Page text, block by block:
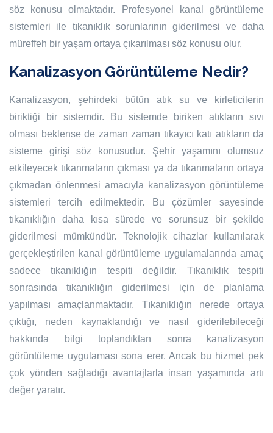
söz konusu olmaktadır. Profesyonel kanal görüntüleme
sistemleri ile tıkanıklık sorunlarının giderilmesi ve daha
müreffeh bir yaşam ortaya çıkarılması söz konusu olur.
Kanalizasyon Görüntüleme Nedir?
Kanalizasyon, şehirdeki bütün atık su ve kirleticilerin
biriktiği bir sistemdir. Bu sistemde biriken atıkların sıvı
olması beklense de zaman zaman tıkayıcı katı atıkların da
sisteme girişi söz konusudur. Şehir yaşamını olumsuz
etkileyecek tıkanmaların çıkması ya da tıkanmaların ortaya
çıkmadan önlenmesi amacıyla kanalizasyon görüntüleme
sistemleri tercih edilmektedir. Bu çözümler sayesinde
tıkanıklığın daha kısa sürede ve sorunsuz bir şekilde
giderilmesi mümkündür. Teknolojik cihazlar kullanılarak
gerçekleştirilen kanal görüntüleme uygulamalarında amaç
sadece tıkanıklığın tespiti değildir. Tıkanıklık tespiti
sonrasında tıkanıklığın giderilmesi için de planlama
yapılması amaçlanmaktadır. Tıkanıklığın nerede ortaya
çıktığı, neden kaynaklandığı ve nasıl giderilebileceği
hakkında bilgi toplandıktan sonra kanalizasyon
görüntüleme uygulaması sona erer. Ancak bu hizmet pek
çok yönden sağladığı avantajlarla insan yaşamında artı
değer yaratır.